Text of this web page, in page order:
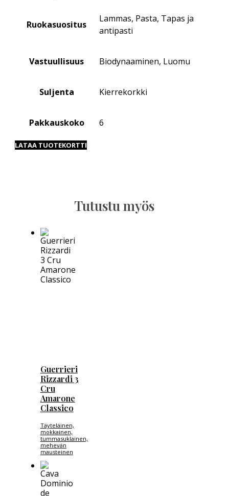
Ruokasuositus
Lammas, Pasta, Tapas ja
antipasti
Vastuullisuus Biodynaaminen, Luomu
Suljenta Kierrekorkki
Pakkauskoko 6
LATAA TUOTEKORTTI
Tutustu myös
Guerrieri
Rizzardi 3
Cru
Amarone
Classico
Täyteläinen,
mokkainen,
tummasuklainen,
mehevän
mausteinen